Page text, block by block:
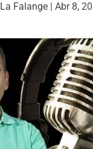
La Falange | Abr 8,